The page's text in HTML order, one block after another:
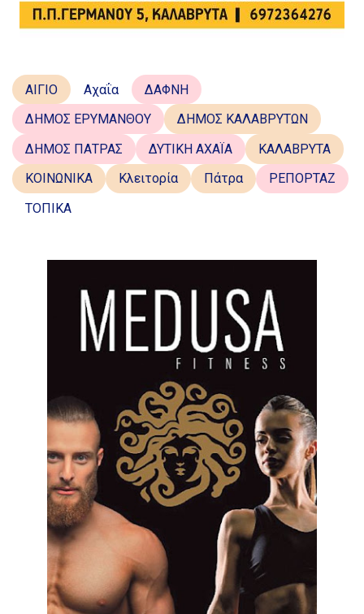
ΑΙΓΙΟ Αχαΐα
ΔΑΦΝΗ
ΔΗΜΟΣ ΕΡΥΜΑΝΘΟΥ
ΔΗΜΟΣ ΚΑΛΑΒΡΥΤΩΝ
ΔΗΜΟΣ ΠΑΤΡΑΣ
ΔΥΤΙΚΗ ΑΧΑΪΑ
ΚΑΛΑΒΡΥΤΑ
ΚΟΙΝΩΝΙΚΑ
Κλειτορία Πάτρα
ΡΕΠΟΡΤΑΖ
ΤΟΠΙΚΑ